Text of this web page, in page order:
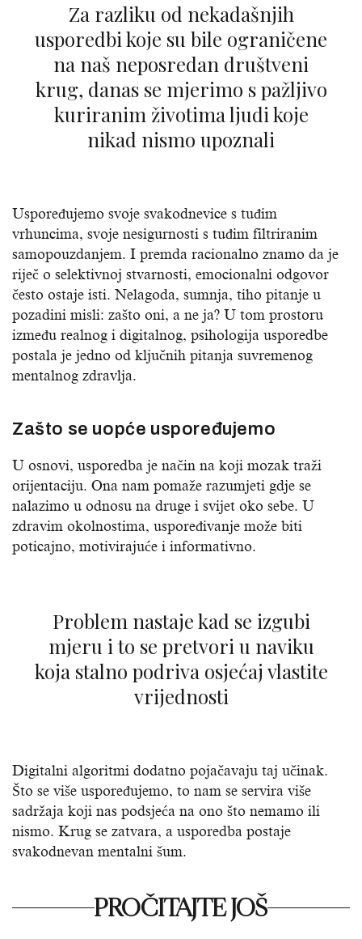
Za razliku od nekadašnjih
usporedbi koje su bile ograničene
na naš neposredan društveni
krug, danas se mjerimo s pažljivo
kuriranim životima ljudi koje
nikad nismo upoznali
Uspoređujemo svoje svakodnevice s tuđim
vrhuncima, svoje nesigurnosti s tuđim filtriranim
samopouzdanjem. I premda racionalno znamo da je
riječ o selektivnoj stvarnosti, emocionalni odgovor
često ostaje isti. Nelagoda, sumnja, tiho pitanje u
pozadini misli: zašto oni, a ne ja? U tom prostoru
između realnog i digitalnog, psihologija usporedbe
postala je jedno od ključnih pitanja suvremenog
mentalnog zdravlja.
Zašto se uopće uspoređujemo
U osnovi, usporedba je način na koji mozak traži
orijentaciju. Ona nam pomaže razumjeti gdje se
nalazimo u odnosu na druge i svijet oko sebe. U
zdravim okolnostima, uspoređivanje može biti
poticajno, motivirajuće i informativno.
Problem nastaje kad se izgubi
mjeru i to se pretvori u naviku
koja stalno podriva osjećaj vlastite
vrijednosti
Digitalni algoritmi dodatno pojačavaju taj učinak.
Što se više uspoređujemo, to nam se servira više
sadržaja koji nas podsjeća na ono što nemamo ili
nismo. Krug se zatvara, a usporedba postaje
svakodnevan mentalni šum.
PROČITAJTE JOŠ